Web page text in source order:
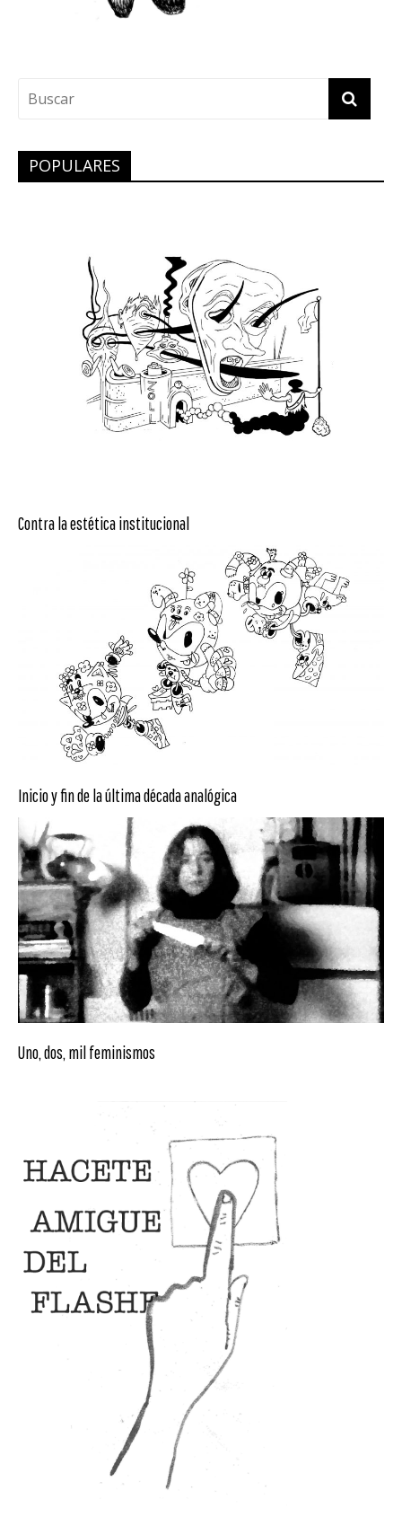
POPULARES
Contra la estética institucional
Inicio y fin de la última década analógica
Uno, dos, mil feminismos